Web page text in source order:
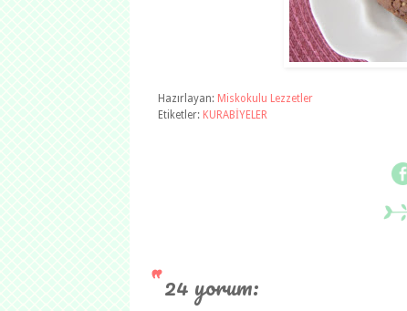
Hazırlayan: Miskokulu Lezzetler
Etiketler: KURABİYELER
24 yorum: